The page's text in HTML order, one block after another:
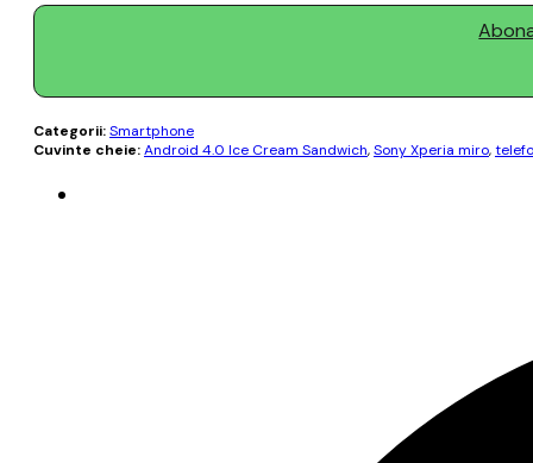
Categorii:Smartphone
Cuvinte cheie:Android 4.0 Ice Cream Sandwich,Sony Xperia miro,